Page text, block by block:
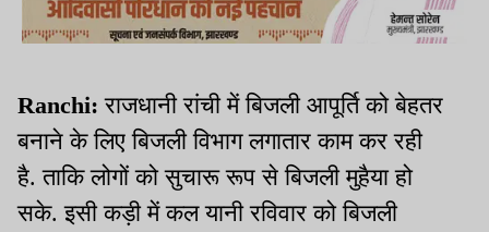
Ranchi: राजधानी रांची में बिजली आपूर्ति को बेहतर
बनाने के लिए बिजली विभाग लगातार काम कर रही
है. ताकि लोगों को सुचारू रूप से बिजली मुहैया हो
सके. इसी कड़ी में कल यानी रविवार को बिजली